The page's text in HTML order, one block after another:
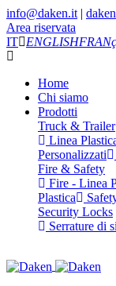
info@daken.it |
Area riservata
IT
ENGLISH
Home
Chi siamo
Prodotti
Truck & Trailer
Linea
Personalizzati
Fire & Safety
Fire - Linea
Plastica
Security Locks
Serrature di